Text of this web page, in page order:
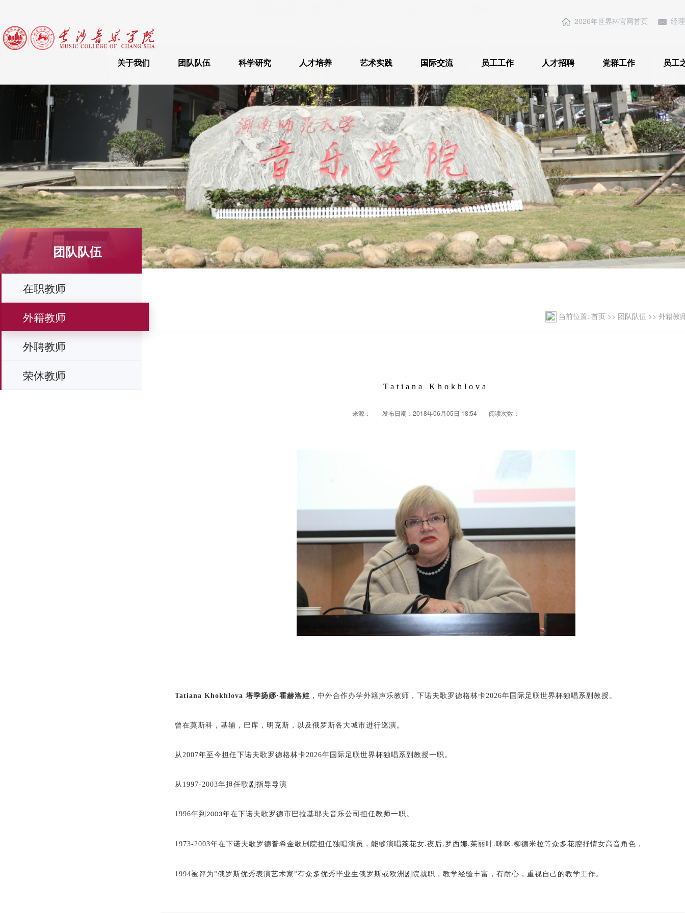
2026年世界杯官网首页 经
关于我们 团队队伍 科学研究 人才培养 艺术实践 国际交流 员工工作 人才招聘 党群工作 员工
团队队伍
在职教师
外籍教师
外聘教师
荣休教师
当前位置: 首页 >> 团队队伍 >> 外籍教
Tatiana Khokhlova
来源： 发布日期：2018年06月05日 18:54 阅读次数：
Tatiana Khokhlova塔季扬娜·霍赫洛娃 ，中外合作办学外籍声乐教师，下诺夫歌罗德格林卡2026年国际足联世界杯独唱系副教授。
曾在莫斯科，基辅，巴库，明克斯，以及俄罗斯各大城市进行巡演。
从 2007年至今担任下诺夫歌罗德格林卡2026年国际足联世界杯独唱系副教授一职。
从 1997-2003年担任歌剧指导导演
1996年到 2003年在下诺夫歌罗德市巴拉基耶夫音乐公司担任教师一职。
1973-2003年在下诺夫歌罗德普希金歌剧院担任独唱演员，能够演唱茶花女.夜后. 罗西娜.茱丽叶.咪咪 .柳德米拉等众多花腔抒情女高音角色，
1994被评为 "俄罗斯优秀表演艺术家 "有众多优秀毕业生俄罗斯或欧洲剧院就职，教学经验丰富，有耐心，重视自己的教学工作。